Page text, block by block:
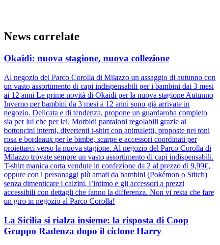
News correlate
Okaidi: nuova stagione, nuova collezione
Al negozio del Parco Corolla di Milazzo un assaggio di autunno con
un vasto assortimento di capi indispensabili per i bambini dai 3 mesi
ai 12 anni Le prime novità di Okaidi per la nuova stagione Autunno
Inverno per bambini da 3 mesi a 12 anni sono già arrivate in
negozio. Delicata e di tendenza, propone un guardaroba completo
sia per lui che per lei. Morbidi pantaloni regolabili grazie ai
bottoncini interni, divertenti t-shirt con animaletti, proposte nei toni
rosa e bordeaux per le bimbe, scarpe e accessori coordinati per
proiettarci verso la nuova stagione. Al negozio del Parco Corolla di
Milazzo trovate sempre un vasto assortimento di capi indispensabili.
T-shirt manica corta vendute in confezione da 2 al prezzo di 9,99€,
oppure con i personaggi più amati da bambini (Pokémon o Stitch)
senza dimenticare i calzini, l’intimo e gli accessori a prezzi
accessibili con dettagli che fanno la differenza. Non vi resta che fare
un giro in negozio al Parco Corolla!
La Sicilia si rialza insieme: la risposta di Coop
Gruppo Radenza dopo il ciclone Harry